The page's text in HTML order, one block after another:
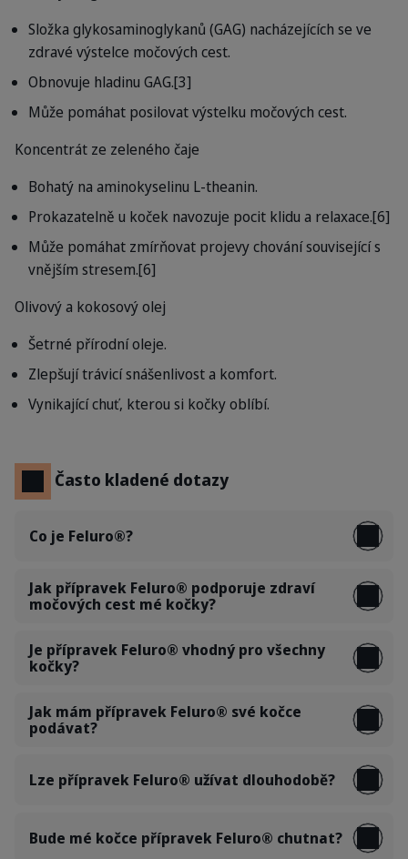
Složka glykosaminoglykanů (GAG) nacházejících se ve
zdravé výstelce močových cest.
Obnovuje hladinu GAG.[3]
Může pomáhat posilovat výstelku močových cest.
Koncentrát ze zeleného čaje
Bohatý na aminokyselinu L-theanin.
Prokazatelně u koček navozuje pocit klidu a relaxace.[6]
Může pomáhat zmírňovat projevy chování související s
vnějším stresem.[6]
Olivový a kokosový olej
Šetrné přírodní oleje.
Zlepšují trávicí snášenlivost a komfort.
Vynikající chuť, kterou si kočky oblíbí.
Často kladené dotazy
Co je Feluro®?
Jak přípravek Feluro® podporuje zdraví
močových cest mé kočky?
Je přípravek Feluro® vhodný pro všechny
kočky?
Jak mám přípravek Feluro® své kočce
podávat?
Lze přípravek Feluro® užívat dlouhodobě?
Bude mé kočce přípravek Feluro® chutnat?